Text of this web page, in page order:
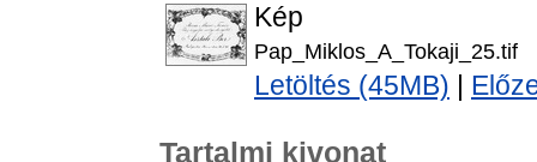
Kép
Pap_Miklos_A_Tokaji_25.tif
Letöltés (45MB)
Tartalmi kivonat